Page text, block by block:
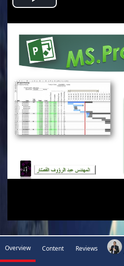
Play
Video
Overview Content Reviews